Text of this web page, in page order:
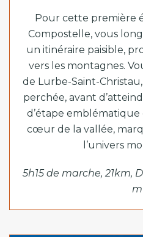
Pour cette première
Compostelle, vous
un itinéraire paisible,
vers les montagnes.
de Lurbe-Saint-
perchée, avant
d’étape
cœur de la vallée,
l’univers
5h15 de marche, 21km,
m